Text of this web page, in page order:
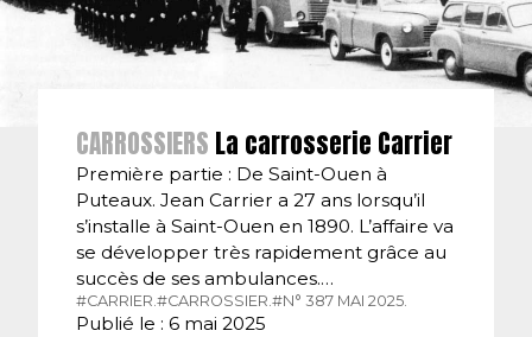
CARROSSIERS La carrosserie Carrier
Première partie : De Saint-Ouen à
Puteaux. Jean Carrier a 27 ans lorsqu’il
s’installe à Saint-Ouen en 1890. L’affaire va
se développer très rapidement grâce au
succès de ses ambulances.…
#CARRIER.#CARROSSIER.#N° 387 MAI 2025.
Publié le : 6 mai 2025